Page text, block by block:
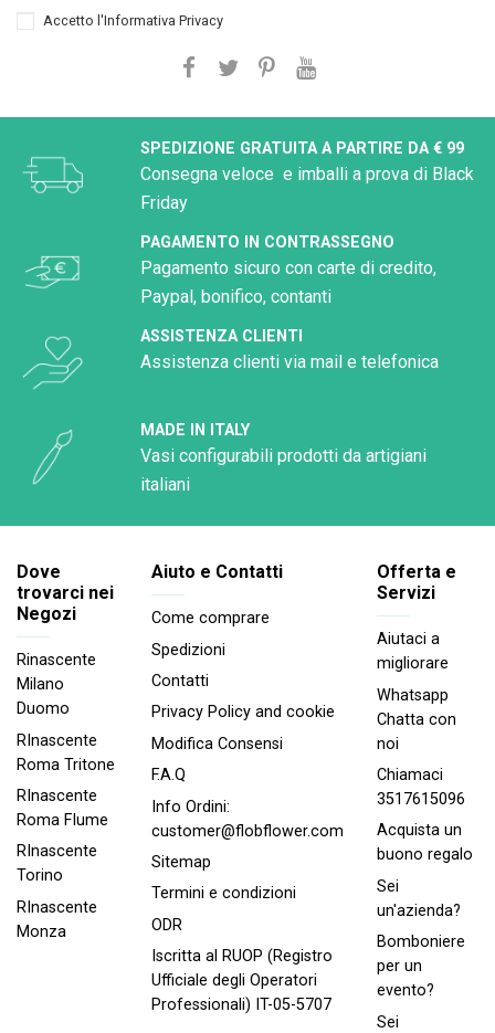
Accetto l'Informativa Privacy
SPEDIZIONE GRATUITA A PARTIRE DA € 99
Consegna veloce e imballi a prova di Black
Friday
PAGAMENTO IN CONTRASSEGNO
Pagamento sicuro con carte di credito,
Paypal, bonifico, contanti
ASSISTENZA CLIENTI
Assistenza clienti via mail e telefonica
MADE IN ITALY
Vasi configurabili prodotti da artigiani
italiani
Dove
trovarci nei
Negozi
Rinascente
Milano
Duomo
RInascente
Roma Tritone
RInascente
Roma FIume
RInascente
Torino
RInascente
Monza
Aiuto e Contatti
Come comprare
Spedizioni
Contatti
Privacy Policy and cookie
Modifica Consensi
F.A.Q
Info Ordini:
customer@flobflower.com
Sitemap
Termini e condizioni
ODR
Iscritta al RUOP (Registro
Ufficiale degli Operatori
Professionali) IT-05-5707
Offerta e
Servizi
Aiutaci a
migliorare
Whatsapp
Chatta con
noi
Chiamaci
3517615096
Acquista un
buono regalo
Sei
un'azienda?
Bomboniere
per un
evento?
Sei